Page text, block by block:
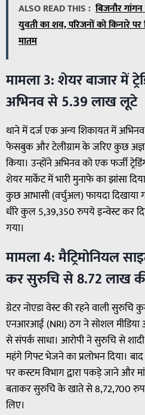
ALSO READ THIS : बिजनौर
युवती का शव, परिजनों को किनारे
मातम
मामला 3: शेयर बाजार में
अभिनव से 5.39 लाख लूटे
थाने में दर्ज एक अन्य शिकायत में
फेसबुक और टेलीग्राम के जरिए कुछ
किया। उन्होंने अभिनव को एक फर्जी
शेयर मार्केट में भारी मुनाफे का झांसा
कुछ आभासी (वर्चुअल) फायदा दिखाया
धीरे कुल 5,39,350 रुपये इन्वेस्ट कर
गया।
मामला 4: मैट्रिमोनियल
कर सुरुचि से 8.72 लाख
ग्रेटर नोएडा वेस्ट की रहने वाली
एनआरआई (NRI) ठग ने सोशल मीडिया
से संपर्क साधा। आरोपी ने सुरुचि से
महंगे गिफ्ट भेजने का प्रलोभन दिया।
पर कस्टम विभाग द्वारा पकड़े जाने और
बताकर सुरुचि के खाते से 8,72,700
लिए।